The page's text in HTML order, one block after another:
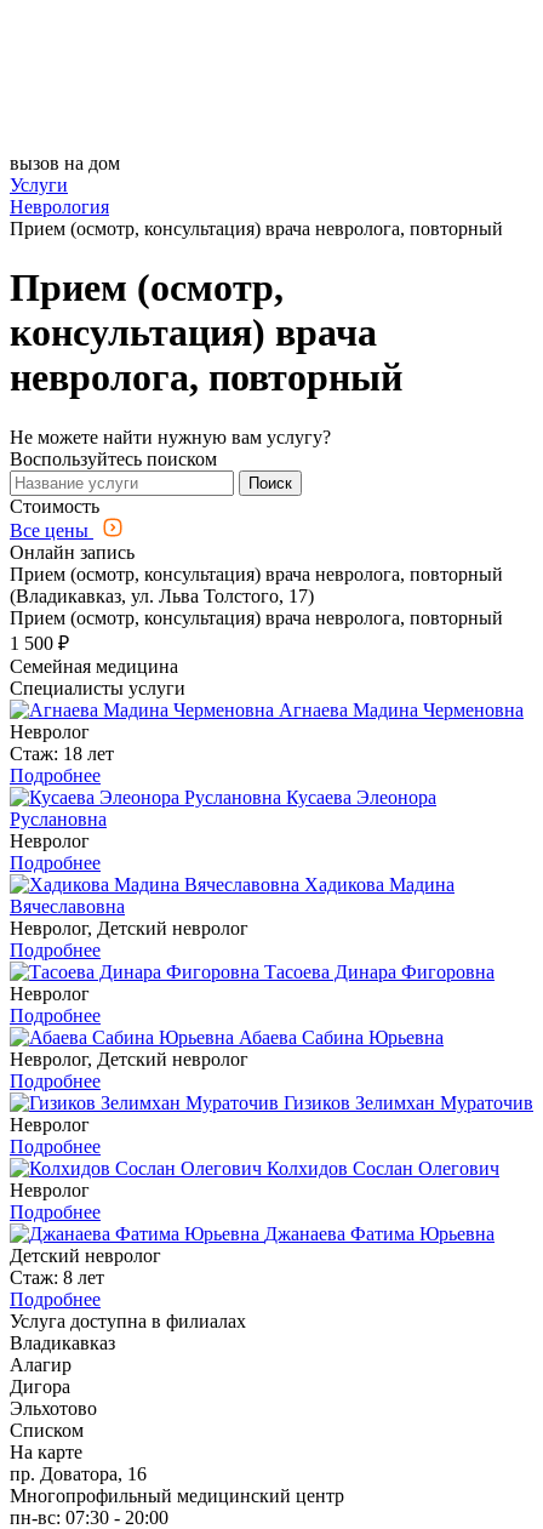
вызов на дом
Услуги
Неврология
Прием (осмотр, консультация) врача невролога, повторный
Прием (осмотр,
консультация) врача
невролога, повторный
Не можете найти нужную вам услугу?
Воспользуйтесь поиском
Поиск
Стоимость
Все цены
Онлайн запись
Прием (осмотр, консультация) врача невролога, повторный
(Владикавказ, ул. Льва Толстого, 17)
Прием (осмотр, консультация) врача невролога, повторный
1 500 ₽
Семейная медицина
Специалисты услуги
Агнаева Мадина Черменовна
Невролог
Стаж: 18 лет
Подробнее
Кусаева Элеонора
Руслановна
Невролог
Подробнее
Хадикова Мадина
Вячеславовна
Невролог, Детский невролог
Подробнее
Тасоева Динара Фигоровна
Невролог
Подробнее
Абаева Сабина Юрьевна
Невролог, Детский невролог
Подробнее
Гизиков Зелимхан Мураточив
Невролог
Подробнее
Колхидов Сослан Олегович
Невролог
Подробнее
Джанаева Фатима Юрьевна
Детский невролог
Стаж: 8 лет
Подробнее
Услуга доступна в филиалах
Владикавказ
Алагир
Дигора
Эльхотово
Списком
На карте
пр. Доватора, 16
Многопрофильный медицинский центр
пн-вс: 07:30 - 20:00